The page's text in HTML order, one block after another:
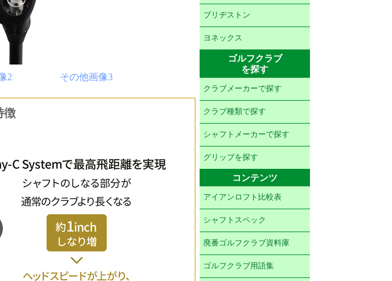
2 その他画像3
徴
ブリヂストン
ヨネックス
ゴルフクラブ
を探す
クラブメーカーで探す
クラブ種類で探す
シャフトメーカーで探す
グリップを探す
コンテンツ
アイアンロフト比較表
シャフトスペック
廃番ゴルフクラブ資料庫
ゴルフクラブ用語集